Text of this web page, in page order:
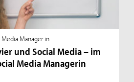
Media Manager:in
und Social Media – im
Media Managerin